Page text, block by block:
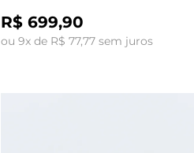
R$ 699,90
ou 9x de R$ 77,77 sem juros